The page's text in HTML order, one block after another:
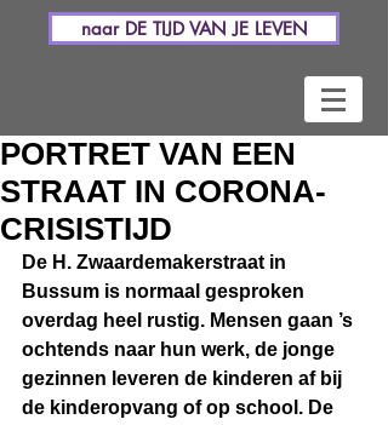
naar DE TIJD VAN JE LEVEN
PORTRET VAN EEN
STRAAT IN CORONA-
CRISISTIJD
De H. Zwaardemakerstraat in
Bussum is normaal gesproken
overdag heel rustig. Mensen gaan ’s
ochtends naar hun werk, de jonge
gezinnen leveren de kinderen af bij
de kinderopvang of op school. De